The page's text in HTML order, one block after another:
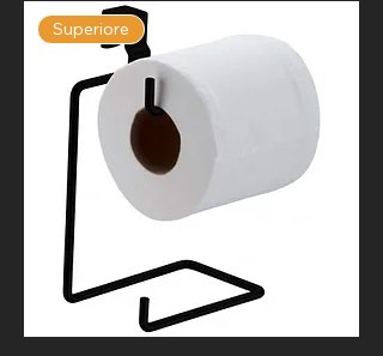
Superiore